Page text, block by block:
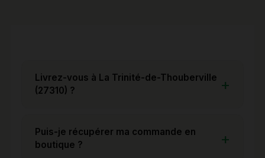
Livrez-vous à La Trinité-de-Thouberville
(27310) ?
Puis-je récupérer ma commande en
boutique ?